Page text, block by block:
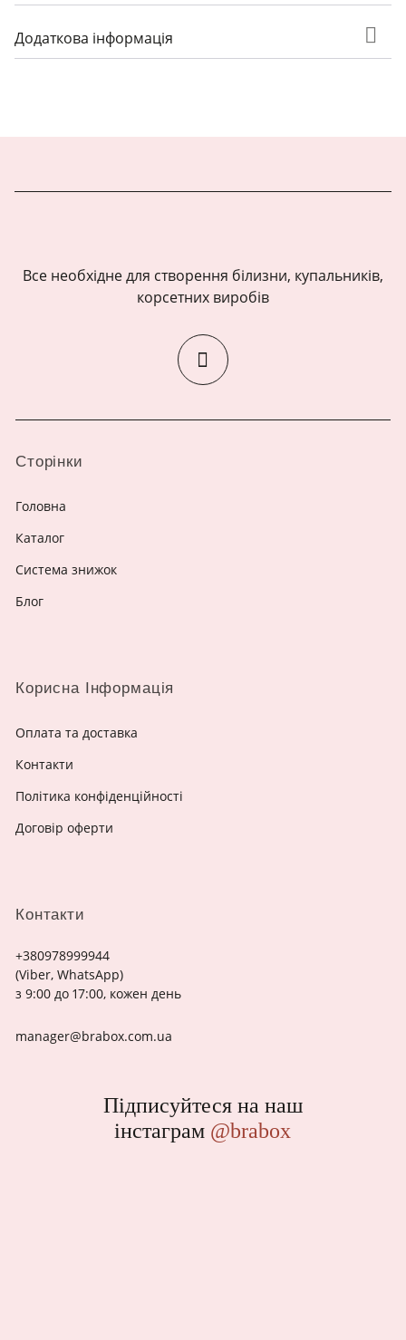
Додаткова інформація
Все необхідне для створення білизни, купальників,
корсетних виробів
Контакти
+380978999944
(Viber, WhatsApp)
з 9:00 до 17:00, кожен день
manager@brabox.com.ua
Сторінки
Головна
Каталог
Система знижок
Блог
Корисна Інформація
Оплата та доставка
Контакти
Політика конфіденційності
Договір оферти
Підписуйтеся на наш
інстаграм @brabox